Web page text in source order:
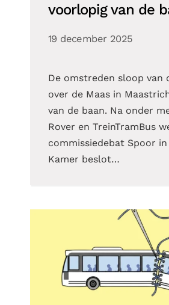
voorlopig van de
19 december 2025
De omstreden sloop van
over de Maas in
van de baan. Na onder
Rover en TreinTramBus
commissiedebat Spoor in
Kamer beslot…